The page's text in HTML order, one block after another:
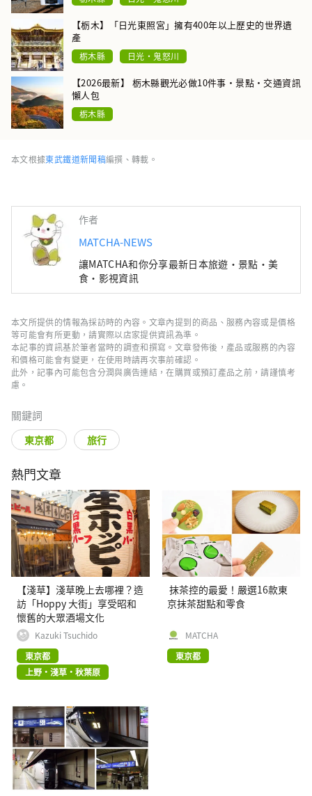
【栃木】「日光東照宮」擁有400年以上歷史的世界遺
產
栃木縣 日光・鬼怒川
【2026最新】 栃木縣觀光必做10件事・景點・交通資訊
懶人包
栃木縣
本文根據東武鐵道新聞稿編撰、轉載。
作者
MATCHA-NEWS
讓MATCHA和你分享最新日本旅遊・景點・美
食・影視資訊
本文所提供的情報為採訪時的內容。文章內提到的商品、服務內容或是價格
等可能會有所更動，請實際以店家提供資訊為準。
本記事的資訊基於筆者當時的調查和撰寫。文章發佈後，產品或服務的內容
和價格可能會有變更，在使用時請再次事前確認。
此外，記事內可能包含分潤與廣告連結，在購買或預訂產品之前，請謹慎考
慮。
關鍵詞
東京都 旅行
熱門文章
【淺草】淺草晚上去哪裡？造
訪「Hoppy 大街」享受昭和
懷舊的大眾酒場文化
Kazuki Tsuchido
東京都
上野・淺草・秋葉原
抹茶控的最愛！嚴選16款東
京抹茶甜點和零食
MATCHA
東京都